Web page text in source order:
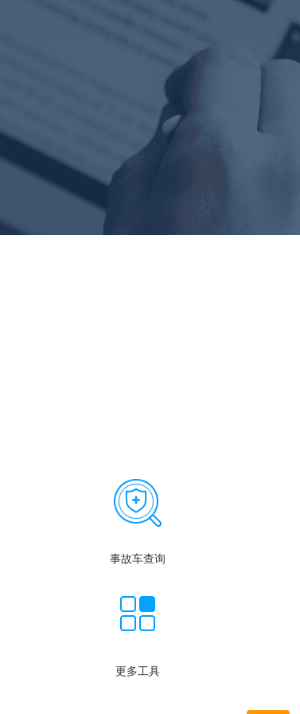
事故车查询
更多工具